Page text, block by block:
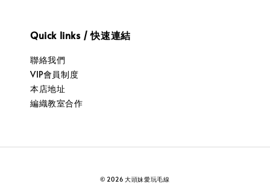
Quick links / 快速連結
聯絡我們
VIP會員制度
本店地址
編織教室合作
© 2026 大頭妹愛玩毛線